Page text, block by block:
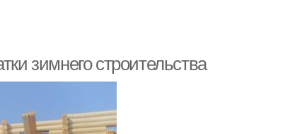
зимнего строительства